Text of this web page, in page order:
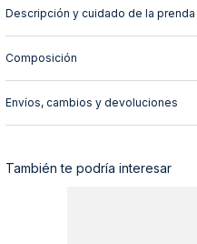
Descripción y cuidado de la prenda
Composición
Envíos, cambios y devoluciones
También te podría interesar